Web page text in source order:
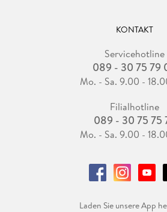
KONTAKT
Servicehotline
089 - 30 75 79
Mo. - Sa. 9.00 -
Filialhotline
089 - 30 75 75
Mo. - Sa. 9.00 -
Laden Sie unsere App